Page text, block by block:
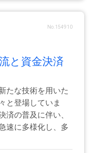
No.154910
と資金決済
たな技術を用いた
と登場していま
済の普及に伴い、
速に多様化し、多